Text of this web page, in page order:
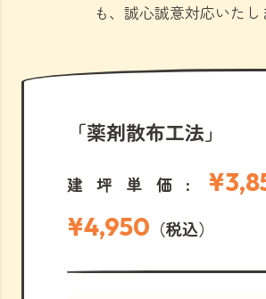
も、誠心誠意対応いたし
「薬剤散布工法」
建坪単価:
¥4,950 （税込）